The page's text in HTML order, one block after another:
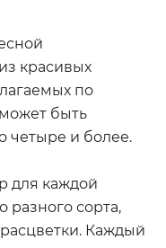
красивых
по
быть
четыре и более.
для каждой
сорта,
Каждый